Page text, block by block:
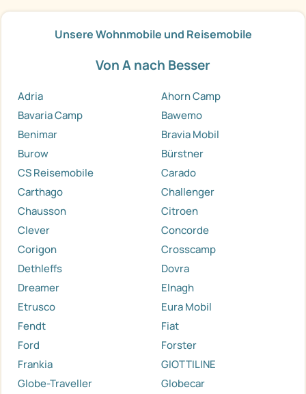
Unsere Wohnmobile und Reisemobile
Von A nach Besser
Adria
Ahorn Camp
Bavaria Camp
Bawemo
Benimar
Bravia Mobil
Burow
Bürstner
CS Reisemobile
Carado
Carthago
Challenger
Chausson
Citroen
Clever
Concorde
Corigon
Crosscamp
Dethleffs
Dovra
Dreamer
Elnagh
Etrusco
Eura Mobil
Fendt
Fiat
Ford
Forster
Frankia
GIOTTILINE
Globe-Traveller
Globecar